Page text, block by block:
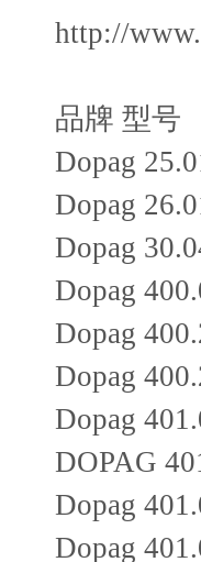
http://
品牌 型号
Dopag
Dopag
Dopag
Dopag
Dopag
Dopag
Dopag
DOPAG
Dopag
Dopag